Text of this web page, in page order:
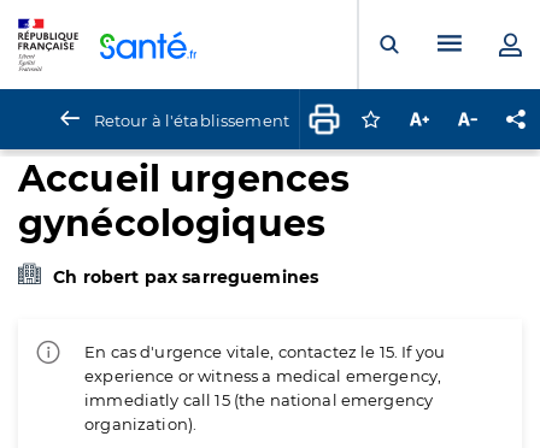
Ouvrir laMenu
Retour à l'établissement Connectez-vous
Augmenter la
Accueil urgences
gynécologiques
Ch robert pax sarreguemines
En cas d'urgence vitale, contactez le 15. If you
experience or witness a medical emergency,
immediatly call 15 (the national emergency
organization).